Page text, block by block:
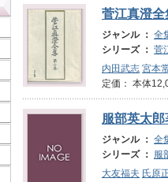
菅江真澄
ジャンル ： 全
シリーズ ： 菅
内田武志 宮本
定価： 本体
服部英太
ジャンル ： 全
シリーズ ： 服
大友福夫 氏原